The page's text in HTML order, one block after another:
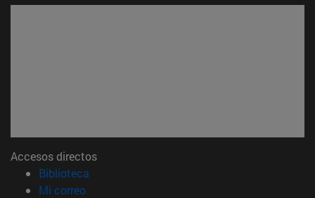
Accesos directos
Biblioteca
Mi correo(abre en nueva ventana)